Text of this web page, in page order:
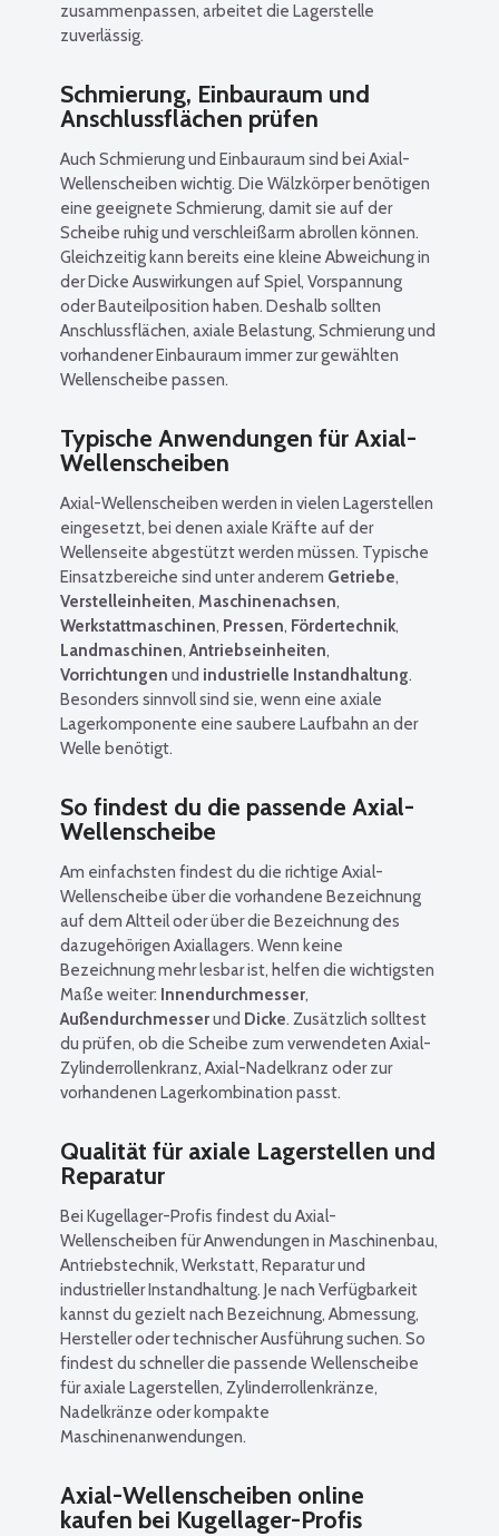
zusammenpassen, arbeitet die Lagerstelle
zuverlässig.
Schmierung, Einbauraum und
Anschlussflächen prüfen
Auch Schmierung und Einbauraum sind bei Axial-
Wellenscheiben wichtig. Die Wälzkörper benötigen
eine geeignete Schmierung, damit sie auf der
Scheibe ruhig und verschleißarm abrollen können.
Gleichzeitig kann bereits eine kleine Abweichung in
der Dicke Auswirkungen auf Spiel, Vorspannung
oder Bauteilposition haben. Deshalb sollten
Anschlussflächen, axiale Belastung, Schmierung und
vorhandener Einbauraum immer zur gewählten
Wellenscheibe passen.
Typische Anwendungen für Axial-
Wellenscheiben
Axial-Wellenscheiben werden in vielen Lagerstellen
eingesetzt, bei denen axiale Kräfte auf der
Wellenseite abgestützt werden müssen. Typische
Einsatzbereiche sind unter anderem Getriebe,
Verstelleinheiten, Maschinenachsen,
Werkstattmaschinen, Pressen, Fördertechnik,
Landmaschinen,Antriebseinheiten,
Vorrichtungen und industrielle Instandhaltung.
Besonders sinnvoll sind sie, wenn eine axiale
Lagerkomponente eine saubere Laufbahn an der
Welle benötigt.
So findest du die passende Axial-
Wellenscheibe
Am einfachsten findest du die richtige Axial-
Wellenscheibe über die vorhandene Bezeichnung
auf dem Altteil oder über die Bezeichnung des
dazugehörigen Axiallagers. Wenn keine
Bezeichnung mehr lesbar ist, helfen die wichtigsten
Maße weiter: Innendurchmesser,
Außendurchmesserund Dicke. Zusätzlich solltest
du prüfen, ob die Scheibe zum verwendeten Axial-
Zylinderrollenkranz, Axial-Nadelkranz oder zur
vorhandenen Lagerkombination passt.
Qualität für axiale Lagerstellen und
Reparatur
Bei Kugellager-Profis findest du Axial-
Wellenscheiben für Anwendungen in Maschinenbau,
Antriebstechnik, Werkstatt, Reparatur und
industrieller Instandhaltung. Je nach Verfügbarkeit
kannst du gezielt nach Bezeichnung, Abmessung,
Hersteller oder technischer Ausführung suchen. So
findest du schneller die passende Wellenscheibe
für axiale Lagerstellen, Zylinderrollenkränze,
Nadelkränze oder kompakte
Maschinenanwendungen.
Axial-Wellenscheiben online
kaufen bei Kugellager-Profis